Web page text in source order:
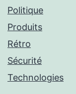
Politique
Produits
Rétro
Sécurité
Technologies